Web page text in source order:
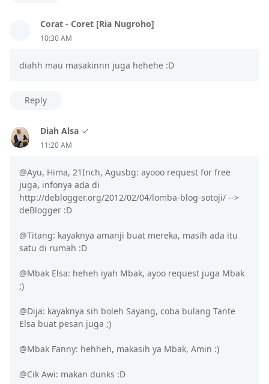
Corat - Coret [Ria Nugroho]
10:30 AM
diahh mau masakinnn juga hehehe :D
Reply
Diah Alsa
11:20 AM
@Ayu, Hima, 21Inch, Agusbg: ayooo request for free
juga, infonya ada di
http://deblogger.org/2012/02/04/lomba-blog-sotoji/ -->
deBlogger :D
@Titang: kayaknya amanji buat mereka, masih ada itu
satu di rumah :D
@Mbak Elsa: heheh iyah Mbak, ayoo request juga Mbak
;)
@Dija: kayaknya sih boleh Sayang, coba bulang Tante
Elsa buat pesan juga ;)
@Mbak Fanny: hehheh, makasih ya Mbak, Amin :)
@Cik Awi: makan dunks :D